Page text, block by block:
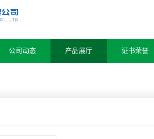
公司动态 产品展厅 证书荣誉